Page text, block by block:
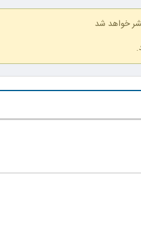
خواهد شد